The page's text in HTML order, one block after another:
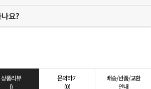
요?
상품리뷰
()
문의하기
(0)
배송/반품/교환
안내